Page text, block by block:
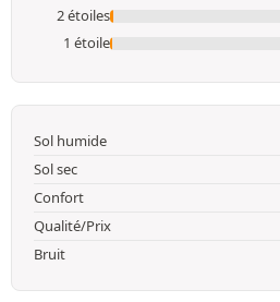
2 étoiles
1 étoile
Sol humide
Sol sec
Confort
Qualité/Prix
Bruit